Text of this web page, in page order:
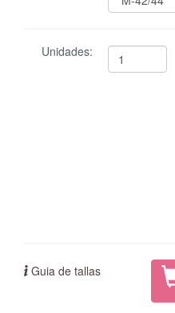
Unidades:
Guia de tallas